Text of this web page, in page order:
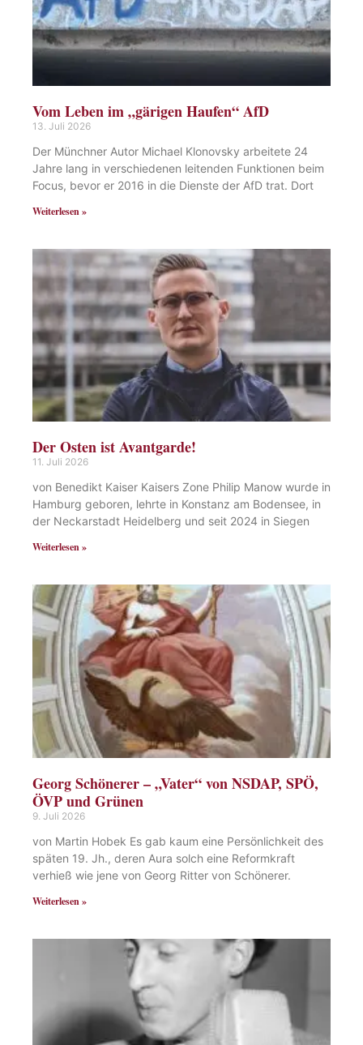
Vom Leben im „gärigen Haufen“ AfD
13. Juli 2026
Der Münchner Autor Michael Klonovsky arbeitete 24
Jahre lang in verschiedenen leitenden Funktionen beim
Focus, bevor er 2016 in die Dienste der AfD trat. Dort
Weiterlesen »
Der Osten ist Avantgarde!
11. Juli 2026
von Benedikt Kaiser Kaisers Zone Philip Manow wurde in
Hamburg geboren, lehrte in Konstanz am Bodensee, in
der Neckarstadt Heidelberg und seit 2024 in Siegen
Weiterlesen »
Georg Schönerer – „Vater“ von NSDAP, SPÖ,
ÖVP und Grünen
9. Juli 2026
von Martin Hobek Es gab kaum eine Persönlichkeit des
späten 19. Jh., deren Aura solch eine Reformkraft
verhieß wie jene von Georg Ritter von Schönerer.
Weiterlesen »